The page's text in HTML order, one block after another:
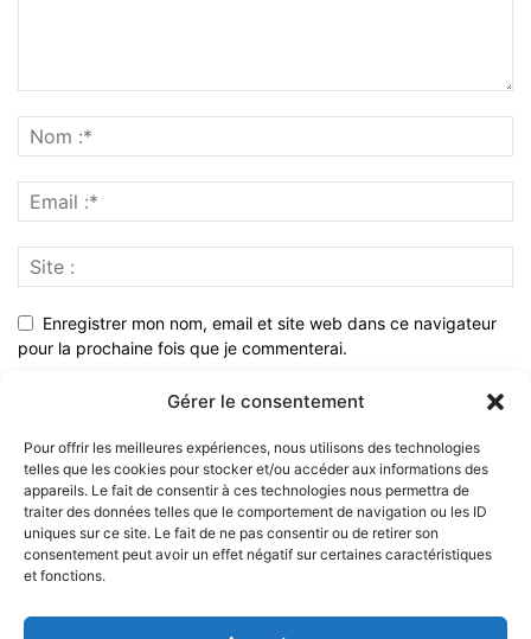
Gérer le consentement
Pour offrir les meilleures expériences, nous utilisons des technologies
telles que les cookies pour stocker et/ou accéder aux informations des
appareils. Le fait de consentir à ces technologies nous permettra de
traiter des données telles que le comportement de navigation ou les ID
uniques sur ce site. Le fait de ne pas consentir ou de retirer son
consentement peut avoir un effet négatif sur certaines caractéristiques
et fonctions.
Enregistrer mon nom, email et site web dans ce navigateur
pour la prochaine fois que je commenterai.
À PROPOS